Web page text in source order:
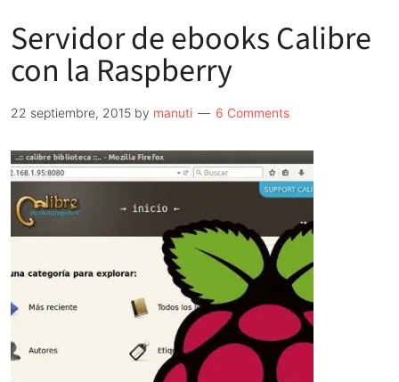
Servidor de ebooks Calibre
con la Raspberry
22 septiembre, 2015 by manuti 6 Comments